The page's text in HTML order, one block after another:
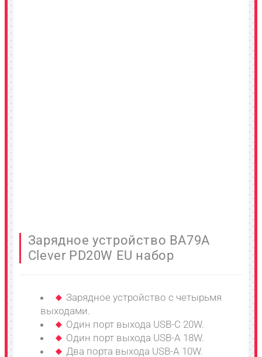
Зарядное устройство BA79A
Clever PD20W EU набор
Зарядное устройство с четырьмя
выходами.
Один порт выхода USB-C 20W.
Один порт выхода USB-A 18W.
Два порта выхода USB-A 10W.